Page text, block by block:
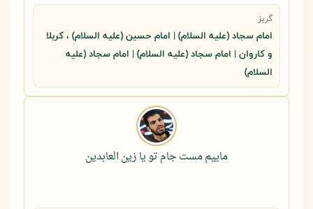
گریز
امام سجاد (علیه السلام) | امام حسین (علیه السلام) ، کربلا
و کاروان | امام سجاد (علیه السلام) | امام سجاد (علیه
السلام)
ماییم مست جام تو یا زین العابدین